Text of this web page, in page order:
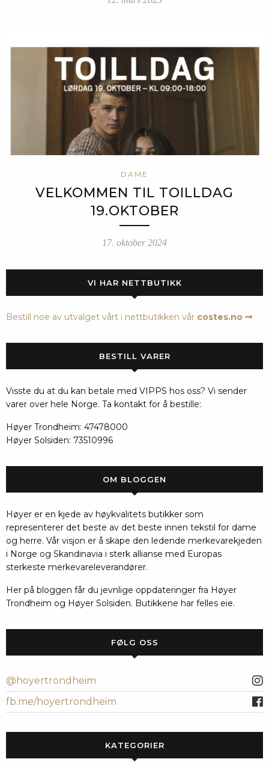
DAME
VELKOMMEN TIL TOILLDAG
19.OKTOBER
17. oktober 2024
VI HAR NETTBUTIKK
Bestill noe av utvalget vårt i nettbutikken vår costes.no
BESTILL VARER
Visste du at du kan betale med VIPPS hos oss? Vi sender
varer over hele Norge. Ta kontakt for å bestille:
Høyer Trondheim: 47478000
Høyer Solsiden: 73510996
OM BLOGGEN
Høyer er en kjede av høykvalitets butikker som
representerer det beste av det beste innen tekstil for dame
og herre. Vår visjon er å skape den ledende merkevarekjeden
i Norge og Skandinavia i sterk allianse med Europas
sterkeste merkevareleverandører.
Her på bloggen får du jevnlige oppdateringer fra Høyer
Trondheim og Høyer Solsiden. Butikkene har felles eie.
FØLG OSS
@hoyertrondheim
fb.me/hoyertrondheim
KATEGORIER